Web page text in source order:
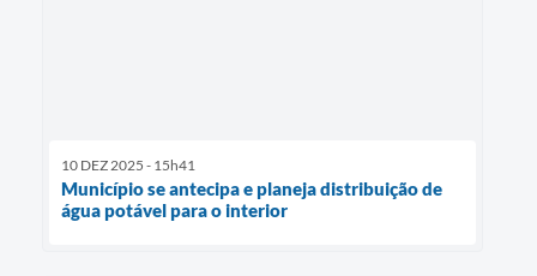
10 DEZ 2025 - 15h41
Município se antecipa e planeja distribuição de
água potável para o interior